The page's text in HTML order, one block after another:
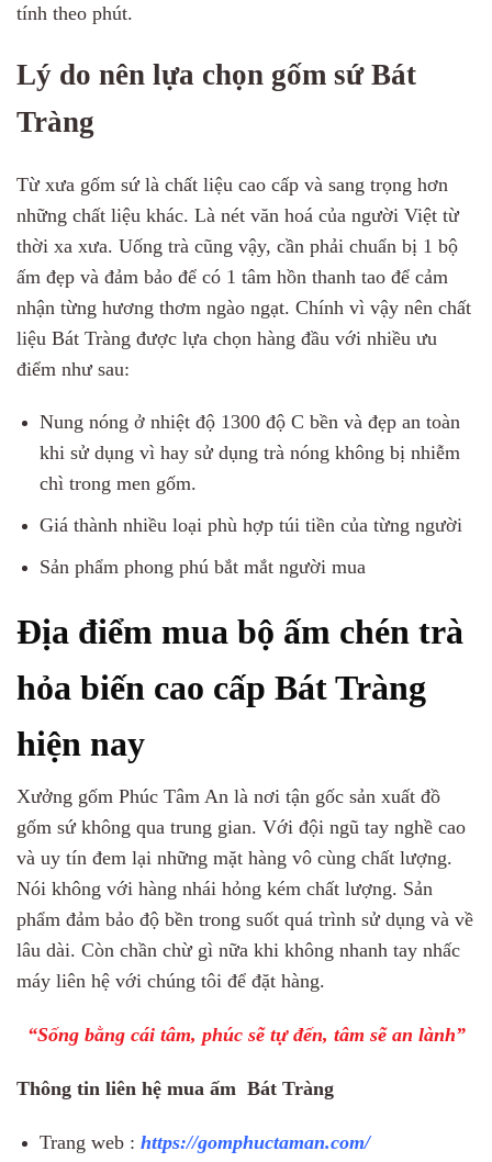
tính theo phút.
Lý do nên lựa chọn gốm sứ Bát
Tràng
Từ xưa gốm sứ là chất liệu cao cấp và sang trọng hơn
những chất liệu khác. Là nét văn hoá của người Việt từ
thời xa xưa. Uống trà cũng vậy, cần phải chuẩn bị 1 bộ
ấm đẹp và đảm bảo để có 1 tâm hồn thanh tao để cảm
nhận từng hương thơm ngào ngạt. Chính vì vậy nên chất
liệu Bát Tràng được lựa chọn hàng đầu với nhiều ưu
điểm như sau:
Nung nóng ở nhiệt độ 1300 độ C bền và đẹp an toàn
khi sử dụng vì hay sử dụng trà nóng không bị nhiễm
chì trong men gốm.
Giá thành nhiều loại phù hợp túi tiền của từng người
Sản phẩm phong phú bắt mắt người mua
Địa điểm mua bộ ấm chén trà
hỏa biến cao cấp Bát Tràng
hiện nay
Xưởng gốm Phúc Tâm An là nơi tận gốc sản xuất đồ
gốm sứ không qua trung gian. Với đội ngũ tay nghề cao
và uy tín đem lại những mặt hàng vô cùng chất lượng.
Nói không với hàng nhái hỏng kém chất lượng. Sản
phẩm đảm bảo độ bền trong suốt quá trình sử dụng và về
lâu dài. Còn chần chừ gì nữa khi không nhanh tay nhấc
máy liên hệ với chúng tôi để đặt hàng.
“Sống bằng cái tâm, phúc sẽ tự đến, tâm sẽ an lành”
Thông tin liên hệ mua ấm Bát Tràng
Trang web : https://gomphuctaman.com/